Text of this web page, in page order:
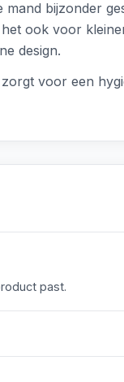
mand bijzonder
ook voor
design.
voor een
past.